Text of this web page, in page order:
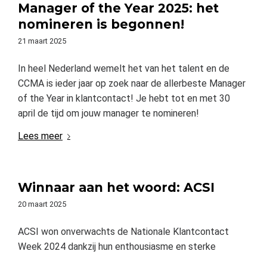
Manager of the Year 2025: het
nomineren is begonnen!
21 maart 2025
In heel Nederland wemelt het van het talent en de
CCMA is ieder jaar op zoek naar de allerbeste Manager
of the Year in klantcontact! Je hebt tot en met 30
april de tijd om jouw manager te nomineren!
Lees meer
Winnaar aan het woord: ACSI
20 maart 2025
ACSI won onverwachts de Nationale Klantcontact
Week 2024 dankzij hun enthousiasme en sterke